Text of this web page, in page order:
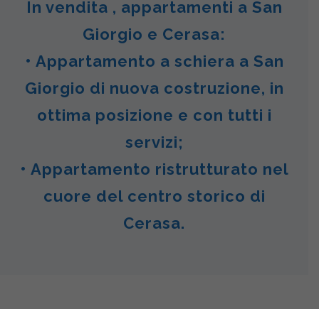
In vendita , appartamenti a San
Giorgio e Cerasa:
• Appartamento a schiera a San
Giorgio di nuova costruzione, in
ottima posizione e con tutti i
servizi;
• Appartamento ristrutturato nel
cuore del centro storico di
Cerasa.